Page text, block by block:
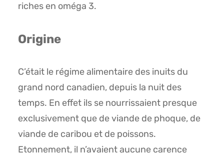
riches en oméga 3.
Origine
C’était le régime alimentaire des inuits du
grand nord canadien, depuis la nuit des
temps. En effet ils se nourrissaient presque
exclusivement que de viande de phoque, de
viande de caribou et de poissons.
Etonnement, il n’avaient aucune carence